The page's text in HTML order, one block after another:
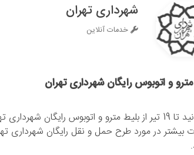
شهرداری تهران
خدمات آنلاین
و اتوبوس رایگان شهرداری تهران
می‌توانید تا 19 تیر از بلیط مترو و اتوبوس رایگان
بیشتر در مورد طرح حمل و نقل رایگان شهرداری